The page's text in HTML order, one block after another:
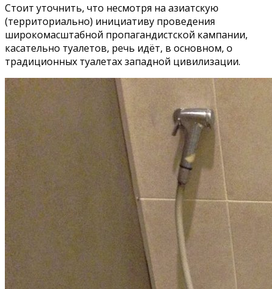
Стоит уточнить, что несмотря на азиатскую
(территориально) инициативу проведения
широкомасштабной пропагандистской кампании,
касательно туалетов, речь идёт, в основном, о
традиционных туалетах западной цивилизации.